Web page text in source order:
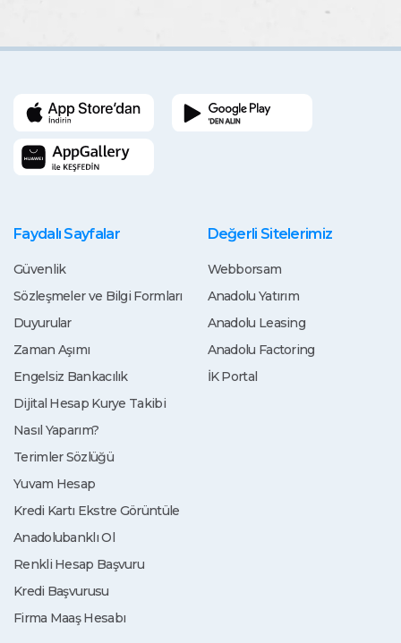
Faydalı Sayfalar
Güvenlik
Sözleşmeler ve Bilgi Formları
Duyurular
Zaman Aşımı
Engelsiz Bankacılık
Dijital Hesap Kurye Takibi
Nasıl Yaparım?
Terimler Sözlüğü
Yuvam Hesap
Kredi Kartı Ekstre Görüntüle
Anadolubanklı Ol
Renkli Hesap Başvuru
Kredi Başvurusu
Firma Maaş Hesabı
Değerli Sitelerimiz
Webborsam
Anadolu Yatırım
Anadolu Leasing
Anadolu Factoring
İK Portal